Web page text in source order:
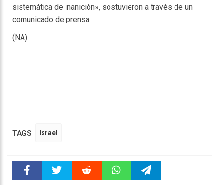
sistemática de inanición», sostuvieron a través de un
comunicado de prensa.
(NA)
TAGS Israel